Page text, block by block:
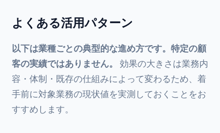
よくある活用パターン
以下は業種ごとの典型的な進め方です。特定の顧
客の実績ではありません。 効果の大きさは業務内
容・体制・既存の仕組みによって変わるため、着
手前に対象業務の現状値を実測しておくことをお
すすめします。